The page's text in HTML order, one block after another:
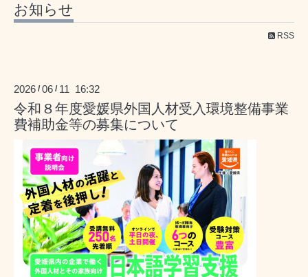
お知らせ
RSS
2026 /06 / 11 16:32
令和８年度愛媛県外国人材受入環境整備事業
費補助金等の募集について